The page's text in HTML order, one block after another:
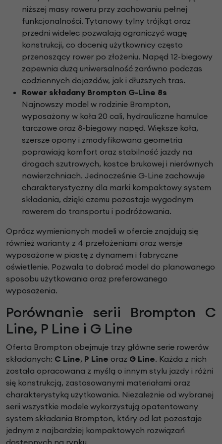
niższej masy roweru przy zachowaniu pełnej
funkcjonalności. Tytanowy tylny trójkąt oraz
przedni widelec pozwalają ograniczyć wagę
konstrukcji, co docenią użytkownicy często
przenoszący rower po złożeniu. Napęd 12-biegowy
zapewnia dużą uniwersalność zarówno podczas
codziennych dojazdów, jak i dłuższych tras.
Rower składany Brompton G-Line 8s
Najnowszy model w rodzinie Brompton,
wyposażony w koła 20 cali, hydrauliczne hamulce
tarczowe oraz 8-biegowy napęd. Większe koła,
szersze opony i zmodyfikowana geometria
poprawiają komfort oraz stabilność jazdy na
drogach szutrowych, kostce brukowej i nierównych
nawierzchniach. Jednocześnie G-Line zachowuje
charakterystyczny dla marki kompaktowy system
składania, dzięki czemu pozostaje wygodnym
rowerem do transportu i podróżowania.
Oprócz wymienionych modeli w ofercie znajdują się
również warianty z 4 przełożeniami oraz wersje
wyposażone w piastę z dynamem i fabryczne
oświetlenie. Pozwala to dobrać model do planowanego
sposobu użytkowania oraz preferowanego
wyposażenia.
Porównanie serii Brompton C
Line, P Line i G Line
Oferta Brompton obejmuje trzy główne serie rowerów
składanych: C Line, P Line oraz G Line. Każda z nich
została opracowana z myślą o innym stylu jazdy i różni
się konstrukcją, zastosowanymi materiałami oraz
charakterystyką użytkowania. Niezależnie od wybranej
serii wszystkie modele wykorzystują opatentowany
system składania Brompton, który od lat pozostaje
jednym z najbardziej kompaktowych rozwiązań